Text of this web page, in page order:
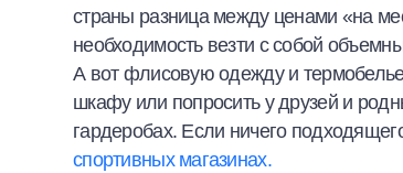
страны разница между ценами «на
необходимость везти с собой
А вот флисовую одежду и
шкафу или попросить у друзей и
гардеробах. Если ничего
спортивных магазинах.